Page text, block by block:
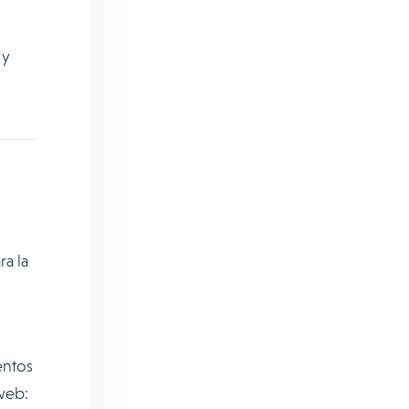
y
la